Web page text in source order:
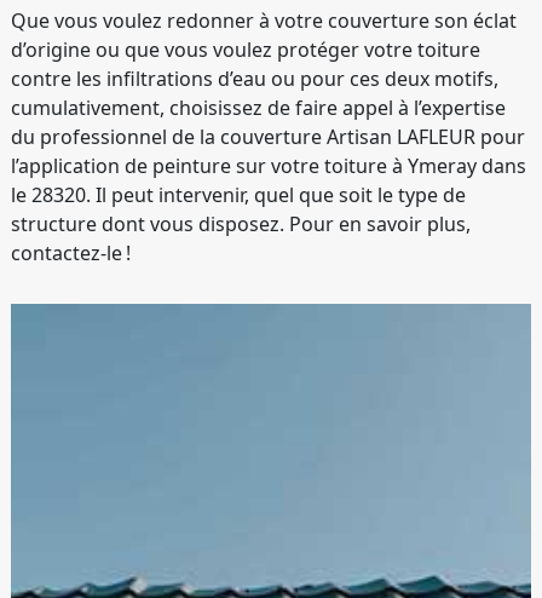
Que vous voulez redonner à votre couverture son éclat
d’origine ou que vous voulez protéger votre toiture
contre les infiltrations d’eau ou pour ces deux motifs,
cumulativement, choisissez de faire appel à l’expertise
du professionnel de la couverture Artisan LAFLEUR pour
l’application de peinture sur votre toiture à Ymeray dans
le 28320. Il peut intervenir, quel que soit le type de
structure dont vous disposez. Pour en savoir plus,
contactez-le !